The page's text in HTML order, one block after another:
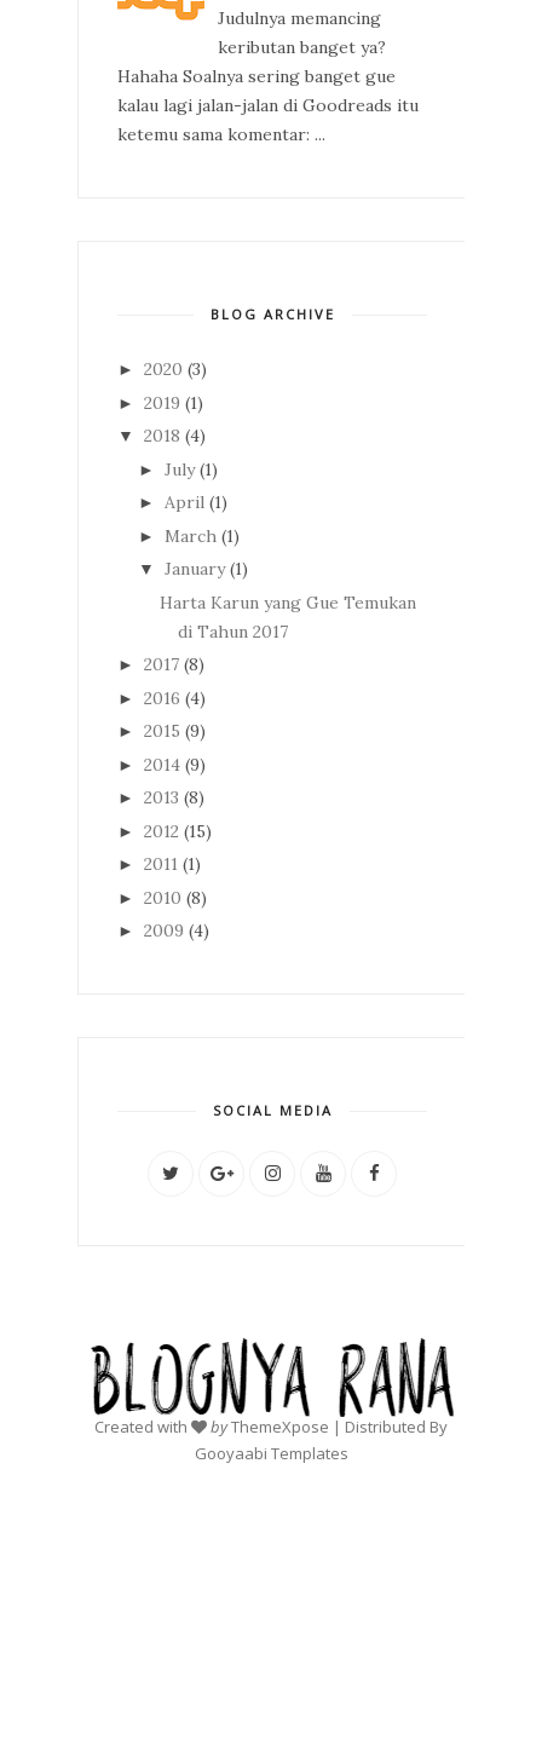
Judulnya memancing
keributan banget ya?
Hahaha Soalnya sering banget gue
kalau lagi jalan-jalan di Goodreads itu
ketemu sama komentar: ...
BLOG ARCHIVE
► 2020 (3)
► 2019 (1)
▼ 2018 (4)
► July(1)
► April (1)
► March (1)
▼ January(1)
Harta Karun yang Gue Temukan
di Tahun 2017
► 2017 (8)
► 2016 (4)
► 2015 (9)
► 2014 (9)
► 2013 (8)
► 2012 (15)
► 2011 (1)
► 2010 (8)
► 2009 (4)
SOCIAL MEDIA
Created with byThemeXpose | Distributed By
Gooyaabi Templates